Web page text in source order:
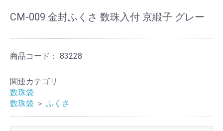
CM-009 金封ふくさ 数珠入付 京緞子 グレー
商品コード： 83228
関連カテゴリ
数珠袋
数珠袋 ＞ ふくさ